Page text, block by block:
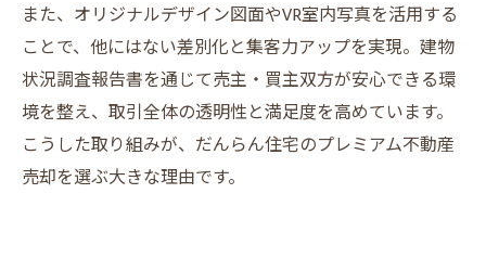
また、オリジナルデザイン図面やVR室内写真を活用する
ことで、他にはない差別化と集客力アップを実現。建物
状況調査報告書を通じて売主・買主双方が安心できる環
境を整え、取引全体の透明性と満足度を高めています。
こうした取り組みが、だんらん住宅のプレミアム不動産
売却を選ぶ大きな理由です。